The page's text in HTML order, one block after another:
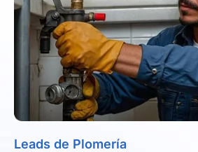
Leads de Plomería